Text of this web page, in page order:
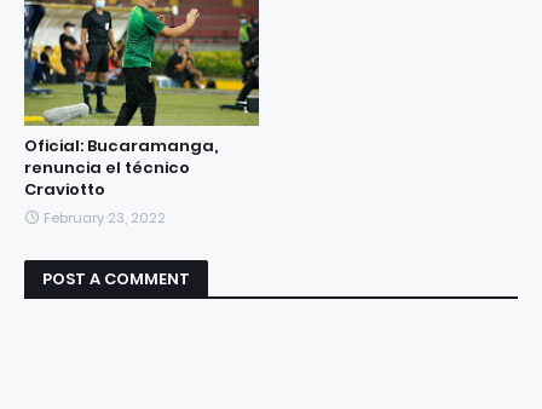
Oficial: Bucaramanga,
renuncia el técnico
Craviotto
February 23, 2022
POST A COMMENT